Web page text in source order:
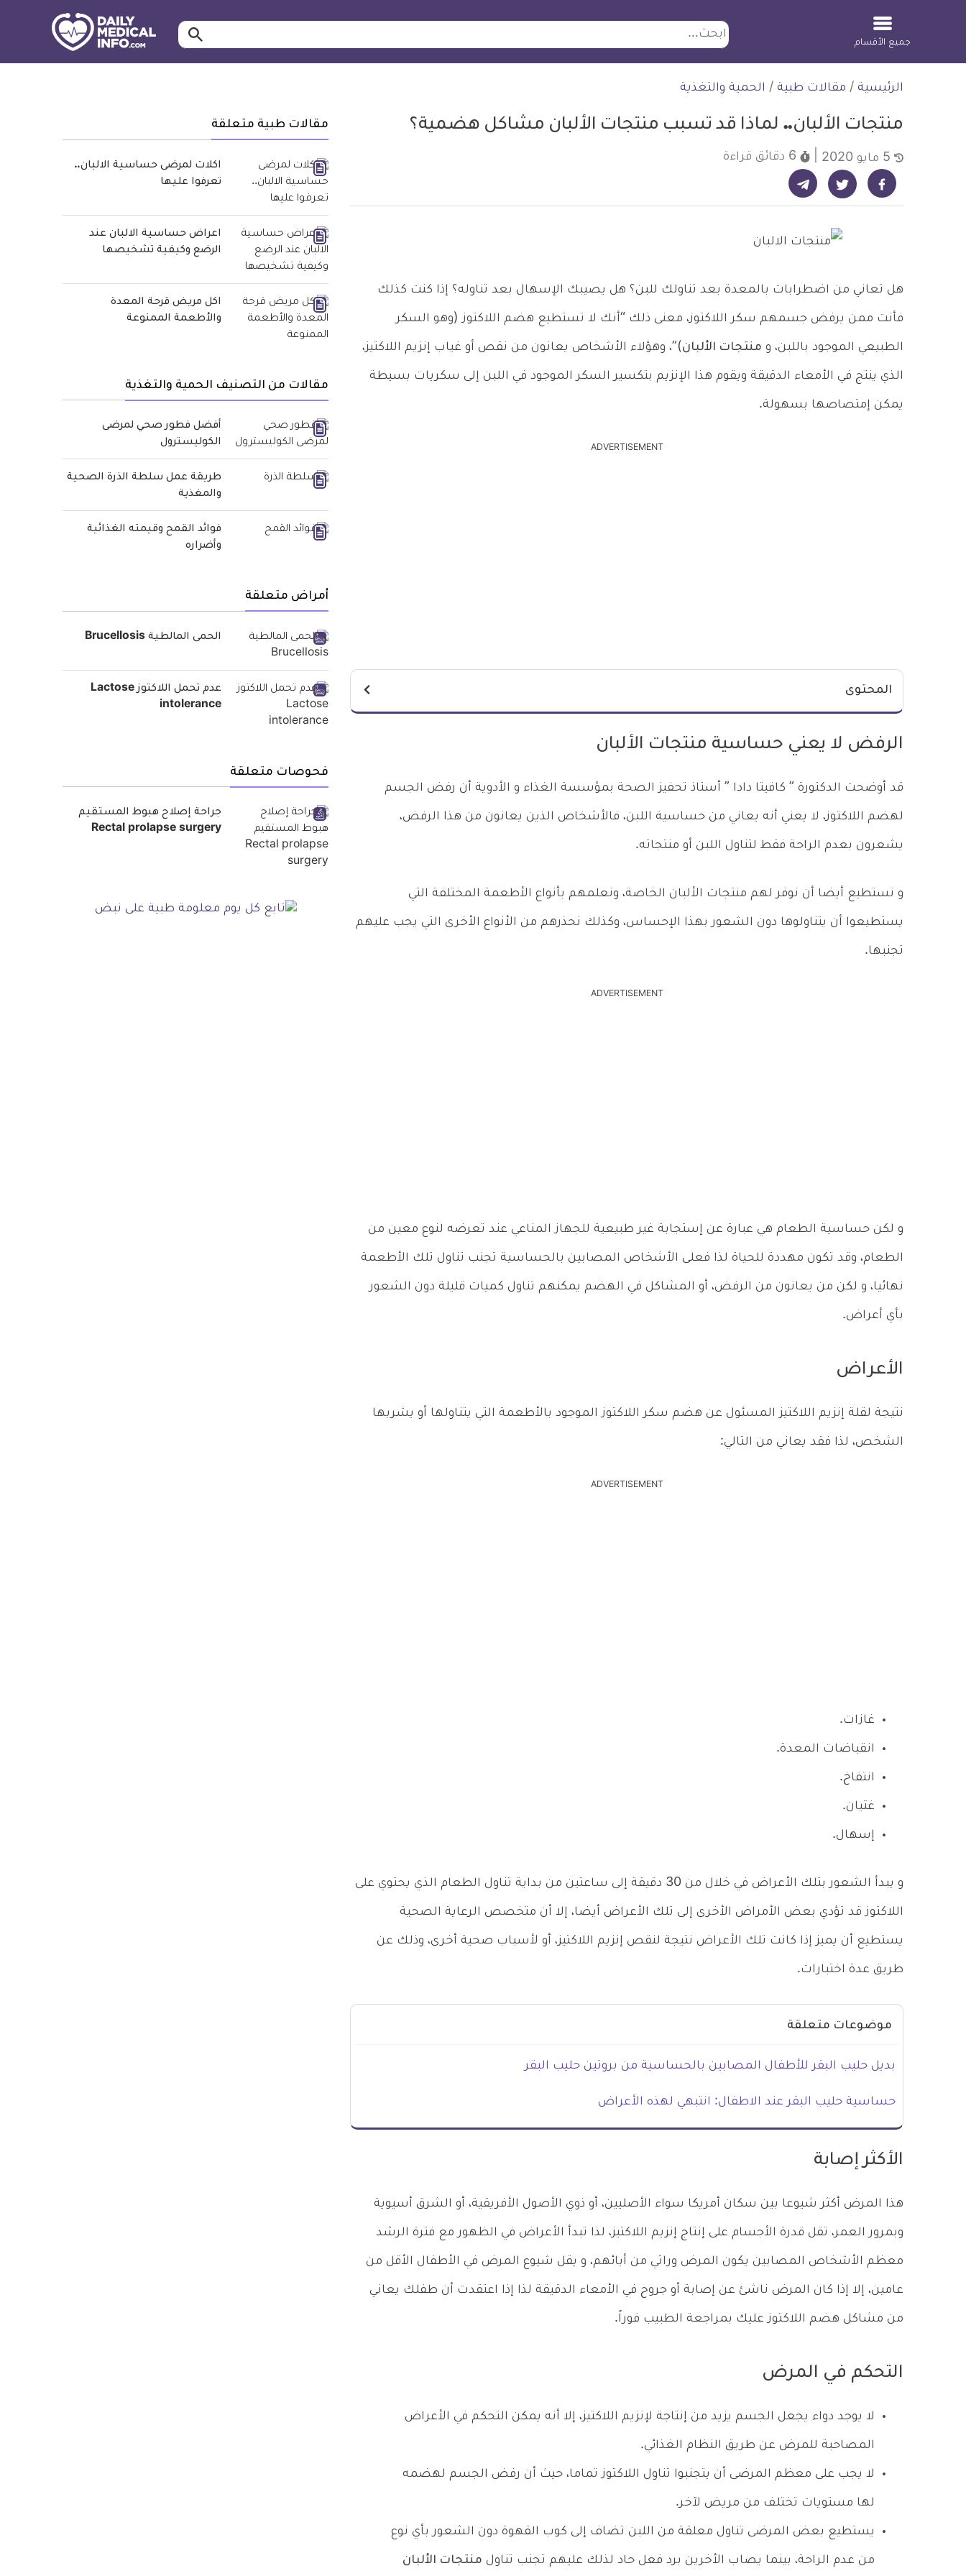
ابحث ابحث…
جميع الأقسام
الرئيسية / مقالات طبية / الحمية والتغذية
منتجات الألبان.. لماذا قد تسبب منتجات الألبان مشاكل هضمية؟
6 دقائق قراءة
شارك على فيسبوك - ديلي ميديكال انفو شارك على تويتر - ديلي ميديكال انفو شارك على تيليجرام - ديلي ميديكال انفو
هل تعاني من اضطرابات بالمعدة بعد تناولك للبن؟ هل يصيبك الإسهال بعد تناوله؟ إذا كنت كذلك
فأنت ممن يرفض جسمهم سكر اللاكتوز، معنى ذلك “أنك لا تستطيع هضم اللاكتوز (وهو السكر
الطبيعي الموجود باللبن، و منتجات الألبان)”، وهؤلاء الأشخاص يعانون من نقص أو غياب إنزيم اللاكتيز،
الذي ينتج في الأمعاء الدقيقة ويقوم هذا الإنزيم بتكسير السكر الموجود في اللبن إلى سكريات بسيطة
يمكن إمتصاصها بسهولة.
ADVERTISEMENT
المحتوى
الرفض لا يعني حساسية منتجات الألبان
قد أوضحت الدكتورة ” كافيتا دادا ” أستاذ تحفيز الصحة بمؤسسة الغذاء و الأدوية أن رفض الجسم
لهضم اللاكتوز، لا يعني أنه يعاني من حساسية اللبن، فالأشخاص الذين يعانون من هذا الرفض،
يشعرون بعدم الراحة فقط لتناول اللبن أو منتجاته.
و نستطيع أيضا أن نوفر لهم منتجات الألبان الخاصة، ونعلمهم بأنواع الأطعمة المختلفة التي
يستطيعوا أن يتناولوها دون الشعور بهذا الإحساس، وكذلك نحذرهم من الأنواع الأخرى التي يجب عليهم
تجنبها.
ADVERTISEMENT
و لكن حساسية الطعام هي عبارة عن إستجابة غير طبيعية للجهاز المناعي عند تعرضه لنوع معين من
الطعام، وقد تكون مهددة للحياة لذا فعلى الأشخاص المصابين بالحساسية تجنب تناول تلك الأطعمة
نهائيا، و لكن من يعانون من الرفض، أو المشاكل في الهضم يمكنهم تناول كميات قليلة دون الشعور
بأي أعراض.
الأعراض
نتيجة لقلة إنزيم اللاكتيز المسئول عن هضم سكر اللاكتوز الموجود بالأطعمة التي يتناولها أو يشربها
الشخص، لذا فقد يعاني من التالي:
ADVERTISEMENT
غازات.
انقباضات المعدة.
انتفاخ.
غثيان.
إسهال.
و يبدأ الشعور بتلك الأعراض في خلال من 30 دقيقة إلى ساعتين من بداية تناول الطعام الذي يحتوي على
اللاكتوز قد تؤدي بعض الأمراض الأخرى إلى تلك الأعراض أيضا، إلا أن متخصص الرعاية الصحية
يستطيع أن يميز إذا كانت تلك الأعراض نتيجة لنقص إنزيم اللاكتيز، أو لأسباب صحية أخرى، وذلك عن
طريق عدة اختبارات.
موضوعات متعلقة
بديل حليب البقر للأطفال المصابين بالحساسية من بروتين حليب البقر
حساسية حليب البقر عند الاطفال: انتبهي لهذه الأعراض
الأكثر إصابة
هذا المرض أكثر شيوعا بين سكان أمريكا سواء الأصليين، أو ذوي الأصول الأفريقية، أو الشرق أسيوية
وبمرور العمر، تقل قدرة الأجسام على إنتاج إنزيم اللاكتيز، لذا تبدأ الأعراض في الظهور مع فترة الرشد
معظم الأشخاص المصابين يكون المرض وراثي من أبائهم، و يقل شيوع المرض في الأطفال الأقل من
عامين، إلا إذا كان المرض ناشئ عن إصابة أو جروح في الأمعاء الدقيقة لذا إذا اعتقدت أن طفلك يعاني
من مشاكل هضم اللاكتوز عليك بمراجعة الطبيب فوراً.
التحكم في المرض
لا يوجد دواء يجعل الجسم يزيد من إنتاجة لإنزيم اللاكتيز، إلا أنه يمكن التحكم في الأعراض
المصاحبة للمرض عن طريق النظام الغذائي.
لا يجب على معظم المرضى أن يتجنبوا تناول اللاكتوز تماما، حيث أن رفض الجسم لهضمه
لها مستويات تختلف من مريض لآخر.
يستطيع بعض المرضى تناول معلقة من اللبن تضاف إلى كوب القهوة دون الشعور بأي نوع
من عدم الراحة، بينما يصاب الأخرين برد فعل حاد لذلك عليهم تجنب تناول منتجات الألبان
مقالات طبية متعلقة
اكلات لمرضى حساسية الالبان..
تعرفوا عليها
اعراض حساسية الالبان عند
الرضع وكيفية تشخيصها
اكل مريض قرحة المعدة
والأطعمة الممنوعة
مقالات من التصنيف الحمية والتغذية
أفضل فطور صحي لمرضى
الكوليسترول
طريقة عمل سلطة الذرة الصحية
والمغذية
فوائد القمح وقيمته الغذائية
وأضراره
أمراض متعلقة
الحمى المالطية Brucellosis
عدم تحمل اللاكتوز Lactose
intolerance
فحوصات متعلقة
جراحة إصلاح هبوط المستقيم
Rectal prolapse surgery